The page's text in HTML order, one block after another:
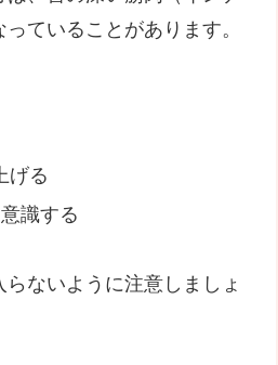
ていることがあります。
げる
識する
ないように注意しましょ